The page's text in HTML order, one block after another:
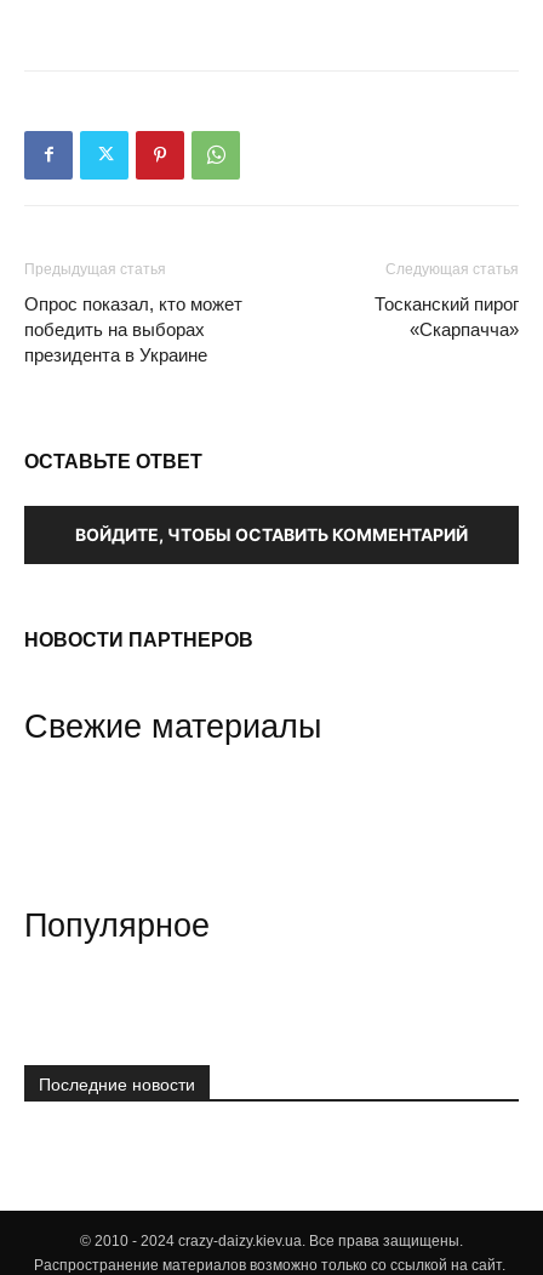
Предыдущая статья
Опрос показал, кто может
победить на выборах
президента в Украине
Следующая статья
Тосканский пирог
«Скарпачча»
ОСТАВЬТЕ ОТВЕТ
ВОЙДИТЕ, ЧТОБЫ ОСТАВИТЬ КОММЕНТАРИЙ
НОВОСТИ ПАРТНЕРОВ
Свежие материалы
Популярное
Последние новости
© 2010 - 2024 crazy-daizy.kiev.ua. Все права защищены.
Распространение материалов возможно только со ссылкой на сайт.